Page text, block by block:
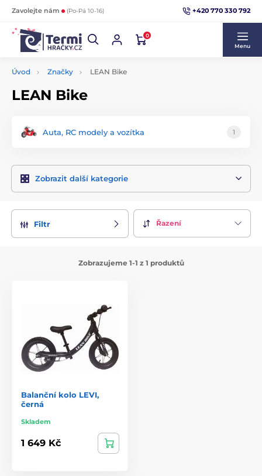
Zavolejte nám (Po-Pá 10-16) +420 770 330 792
0
Menu
Úvod Značky LEAN Bike
LEAN Bike
Auta, RC modely a vozítka 1
Zobrazit další kategorie
Filtr Řazení
Zobrazujeme 1-1 z 1 produktů
Balanční kolo LEVI,
černá
Skladem
1 649 Kč